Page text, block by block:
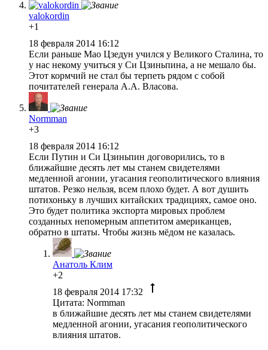
valokordin
+1
18 февраля 2014 16:12
Если раньше Мао Цзедун учился у Великого Сталина, то
у нас некому учиться у Си Цзиньпина, а не мешало бы.
Этот кормчий не стал бы терпеть рядом с собой
почитателей генерала А.А. Власова.
Normman
+3
18 февраля 2014 16:12
Если Путин и Си Цзиньпин договорились, то в
ближайшие десять лет мы станем свидетелями
медленной агонии, угасания геополитического влияния
штатов. Резко нельзя, всем плохо будет. А вот душить
потихоньку в лучших китайских традициях, самое оно.
Это будет политика экспорта мировых проблем
созданных непомерным аппетитом американцев,
обратно в штаты. Чтобы жизнь мёдом не казалась.
Анатоль Клим
+2
18 февраля 2014 17:32
Цитата: Normman
в ближайшие десять лет мы станем свидетелями
медленной агонии, угасания геополитического
влияния штатов.